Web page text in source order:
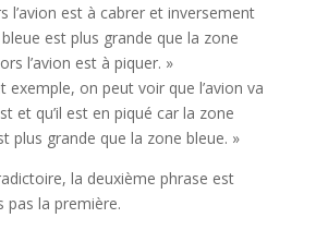
l’avion est à cabrer et inversement
est plus grande que la zone
l’avion est à piquer. »
exemple, on peut voir que l’avion va
et qu’il est en piqué car la zone
plus grande que la zone bleue. »
la deuxième phrase est
pas la première.